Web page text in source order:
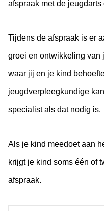
afspraak met de
Tijdens de afspraak is er
groei en ontwikkeling van
waar jij en je kind
jeugdverpleegkundige
specialist als dat nodig is.
Als je kind meedoet aan
krijgt je kind soms één of
afspraak.